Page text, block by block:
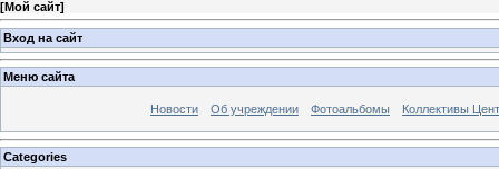
[Мой сайт]
Вход на сайт
Меню сайта
Новости Об учреждении Фотоальбомы Коллективы
Categories